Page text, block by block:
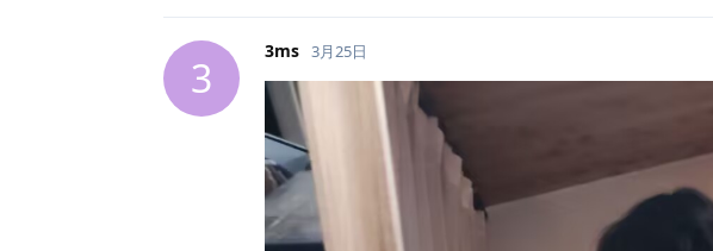
3
3ms 3月25日